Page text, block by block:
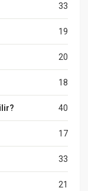
33
19
20
18
40
17
33
21